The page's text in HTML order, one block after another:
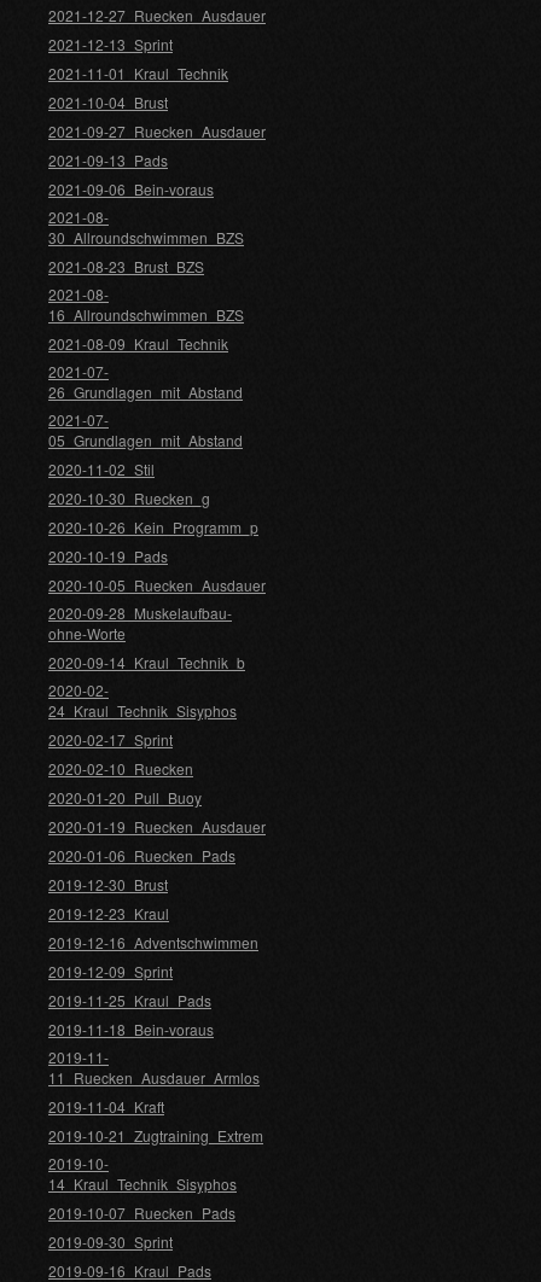
2021-12-27_Ruecken_Ausdauer
2021-12-13_Sprint
2021-11-01_Kraul_Technik
2021-10-04_Brust
2021-09-27_Ruecken_Ausdauer
2021-09-13_Pads
2021-09-06_Bein-voraus
2021-08-
30_Allroundschwimmen_BZS
2021-08-23_Brust_BZS
2021-08-
16_Allroundschwimmen_BZS
2021-08-09_Kraul_Technik
2021-07-
26_Grundlagen_mit_Abstand
2021-07-
05_Grundlagen_mit_Abstand
2020-11-02_Stil
2020-10-30_Ruecken_g
2020-10-26_Kein_Programm_p
2020-10-19_Pads
2020-10-05_Ruecken_Ausdauer
2020-09-28_Muskelaufbau-
ohne-Worte
2020-09-14_Kraul_Technik_b
2020-02-
24_Kraul_Technik_Sisyphos
2020-02-17_Sprint
2020-02-10_Ruecken
2020-01-20_Pull_Buoy
2020-01-19_Ruecken_Ausdauer
2020-01-06_Ruecken_Pads
2019-12-30_Brust
2019-12-23_Kraul
2019-12-16_Adventschwimmen
2019-12-09_Sprint
2019-11-25_Kraul_Pads
2019-11-18_Bein-voraus
2019-11-
11_Ruecken_Ausdauer_Armlos
2019-11-04_Kraft
2019-10-21_Zugtraining_Extrem
2019-10-
14_Kraul_Technik_Sisyphos
2019-10-07_Ruecken_Pads
2019-09-30_Sprint
2019-09-16_Kraul_Pads